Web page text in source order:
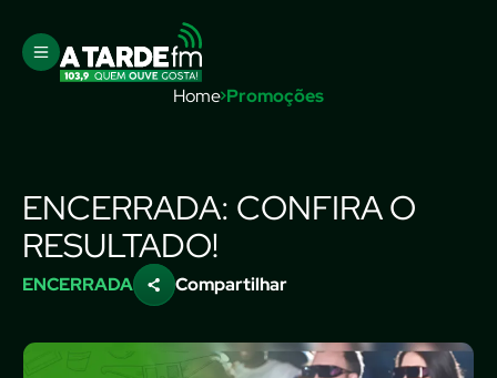
Home Promoções
ENCERRADA: CONFIRA O
RESULTADO!
ENCERRADA Compartilhar